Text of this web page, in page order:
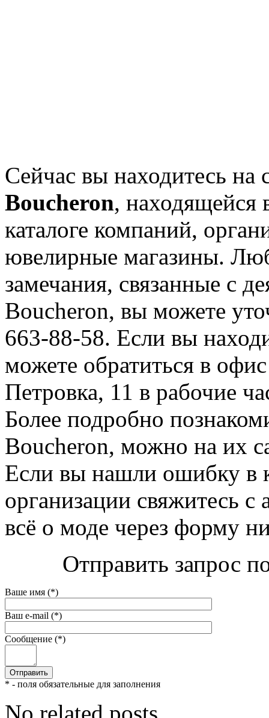
Сейчас вы находитесь на
Boucheron, находящейся
каталоге компаний,
ювелирные магазины.
замечания, связанные с
Boucheron, вы можете
663-88-58. Если вы
можете обратиться в
Петровка, 11 в рабочие
Более подробно
Boucheron, можно на их
Если вы нашли ошибку в
организации свяжитесь
всё о моде через форму
Отправить запрос
Ваше имя (*)
Ваш e-mail (*)
Сообщение (*)
* - поля обязательные для заполнения
No related posts.